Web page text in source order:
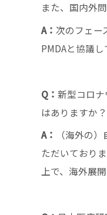
また、国内外
A：次のフェー
PMDAと協議し
Q：新型コロ
はありますか？
A：
（海外の
ただいており
上で、海外展